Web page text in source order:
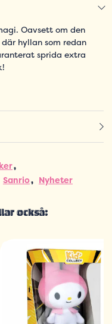
Oavsett om den
hyllan som redan
sprida extra
Sanrio Nyheter
också: